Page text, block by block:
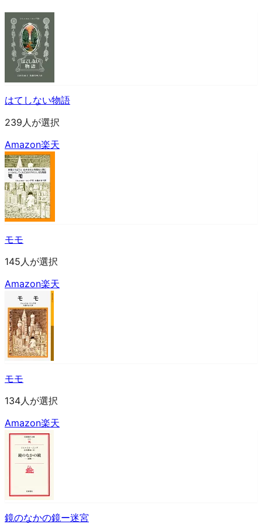
はてしない物語
239人が選択
Amazon楽天
モモ
145人が選択
Amazon楽天
モモ
134人が選択
Amazon楽天
鏡のなかの鏡ー迷宮